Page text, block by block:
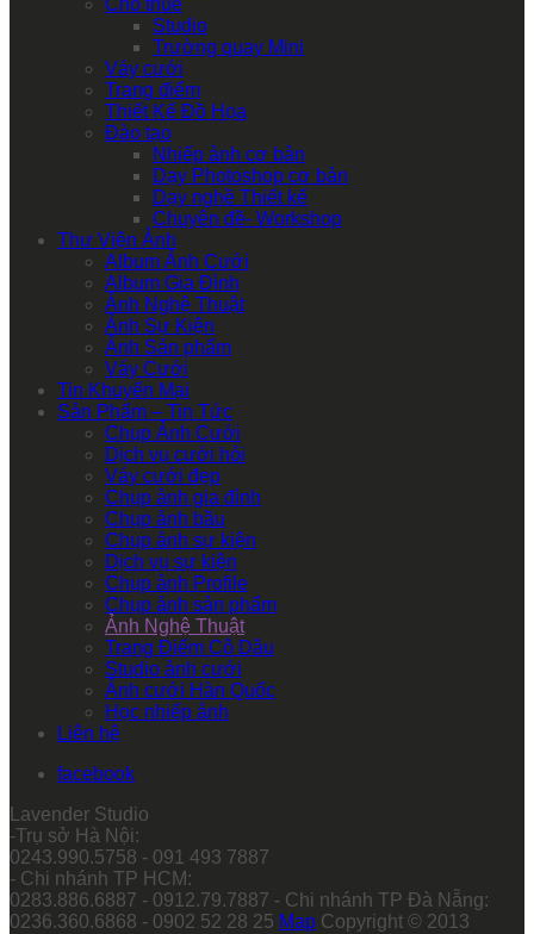
Studio
Trường quay Mini
Váy cưới
Trang điểm
Thiết Kế Đồ Họa
Đào tạo
Nhiếp ảnh cơ bản
Dạy Photoshop cơ bản
Dạy nghề Thiết kế
Chuyên đề- Workshop
Thư Viện Ảnh
Album Ảnh Cưới
Album Gia Đình
Ảnh Nghệ Thuật
Ảnh Sự Kiện
Ảnh Sản phẩm
Váy Cưới
Tin Khuyến Mại
Sản Phẩm – Tin Tức
Chụp Ảnh Cưới
Dịch vụ cưới hỏi
Váy cưới đẹp
Chụp ảnh gia đình
Chụp ảnh bầu
Chụp ảnh sự kiện
Dịch vụ sự kiện
Chụp ảnh Profile
Chụp ảnh sản phẩm
Ảnh Nghệ Thuật
Trang Điểm Cô Dâu
Studio ảnh cưới
Ảnh cưới Hàn Quốc
Học nhiếp ảnh
Liên hệ
facebook
Lavender Studio
-Trụ sở Hà Nội:
0243.990.5758 - 091 493 7887
- Chi nhánh TP HCM:
0283.886.6887 - 0912.79.7887 - Chi nhánh TP Đà Nẵng:
0236.360.6868 - 0902 52 28 25 Map Copyright © 2013